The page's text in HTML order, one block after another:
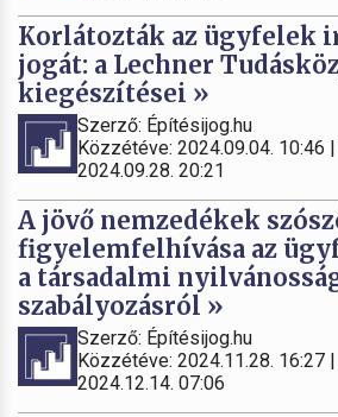
Korlátozták az ügyfelek
jogát: a Lechner
kiegészítései »
Szerző: Építésijog.hu
Közzétéve: 2024.09.04. 10:46
2024.09.28. 20:21
A jövő nemzedékek
figyelemfelhívása az
a társadalmi
szabályozásról »
Szerző: Építésijog.hu
Közzétéve: 2024.11.28. 16:27
2024.12.14. 07:06